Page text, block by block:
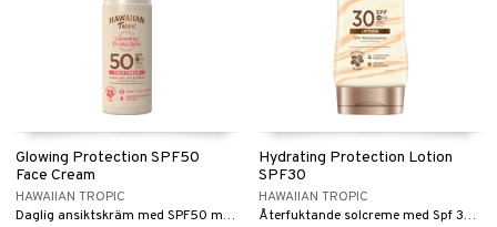
Glowing Protection SPF50
Face Cream
HAWAIIAN TROPIC
Daglig ansiktskräm med SPF50 med oljefri formula från Hawaiian Tropic
Hydrating Protection Lotion
SPF30
HAWAIIAN TROPIC
Återfuktande solcreme med Spf 30 från Hawaiian Tropic